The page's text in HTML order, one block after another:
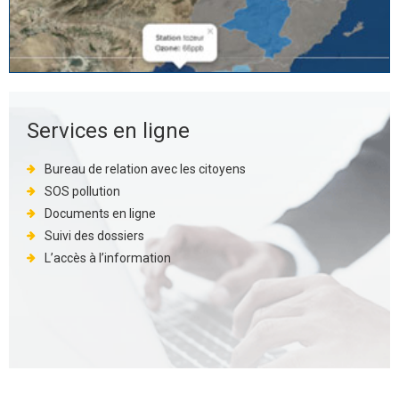
Services en ligne
Bureau de relation avec les citoyens
SOS pollution
Documents en ligne
Suivi des dossiers
L’accès à l’information